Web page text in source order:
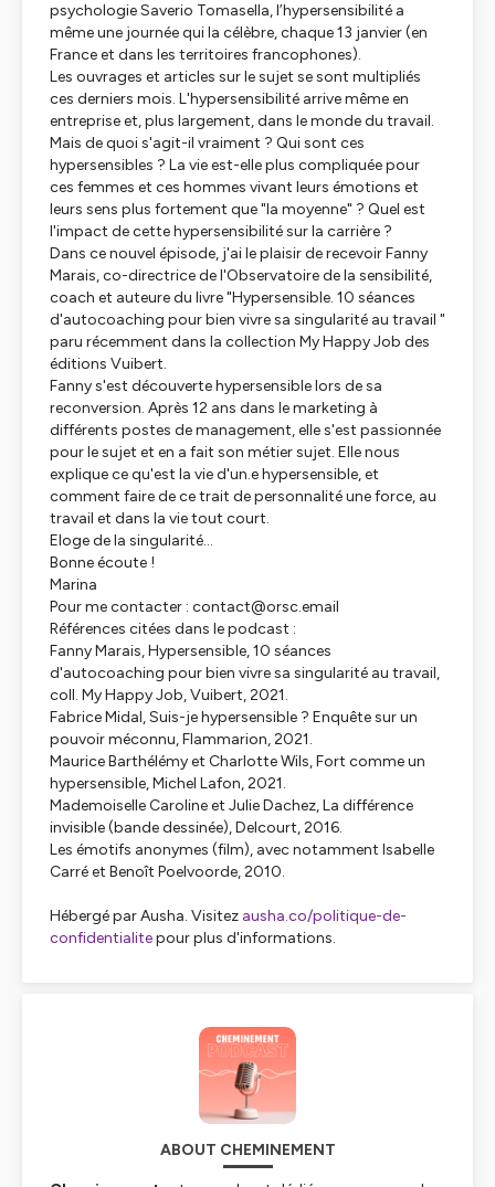
psychologie Saverio Tomasella, l’hypersensibilité a
même une journée qui la célèbre, chaque 13 janvier (en
France et dans les territoires francophones).
Les ouvrages et articles sur le sujet se sont multipliés
ces derniers mois. L'hypersensibilité arrive même en
entreprise et, plus largement, dans le monde du travail.
Mais de quoi s'agit-il vraiment ? Qui sont ces
hypersensibles ? La vie est-elle plus compliquée pour
ces femmes et ces hommes vivant leurs émotions et
leurs sens plus fortement que "la moyenne" ? Quel est
l'impact de cette hypersensibilité sur la carrière ?
Dans ce nouvel épisode, j'ai le plaisir de recevoir Fanny
Marais, co-directrice de l'Observatoire de la sensibilité,
coach et auteure du livre "Hypersensible. 10 séances
d'autocoaching pour bien vivre sa singularité au travail "
paru récemment dans la collection My Happy Job des
éditions Vuibert.
Fanny s'est découverte hypersensible lors de sa
reconversion. Après 12 ans dans le marketing à
différents postes de management, elle s'est passionnée
pour le sujet et en a fait son métier sujet. Elle nous
explique ce qu'est la vie d'un.e hypersensible, et
comment faire de ce trait de personnalité une force, au
travail et dans la vie tout court.
Eloge de la singularité...
Bonne écoute !
Marina
Pour me contacter : contact@orsc.email
Références citées dans le podcast :
Fanny Marais,Hypersensible, 10 séances
d'autocoaching pour bien vivre sa singularité au travail,
coll. My Happy Job, Vuibert, 2021.
Fabrice Midal,Suis-je hypersensible ? Enquête sur un
pouvoir méconnu, Flammarion, 2021.
Maurice Barthélémy et Charlotte Wils,Fort comme un
hypersensible, Michel Lafon, 2021.
Mademoiselle Caroline et Julie Dachez,La différence
invisible(bande dessinée), Delcourt, 2016.
Les émotifs anonymes (film), avec notamment Isabelle
Carré et Benoît Poelvoorde, 2010.
Hébergé par Ausha. Visitez ausha.co/politique-de-
confidentialitepour plus d'informations.
ABOUT CHEMINEMENT